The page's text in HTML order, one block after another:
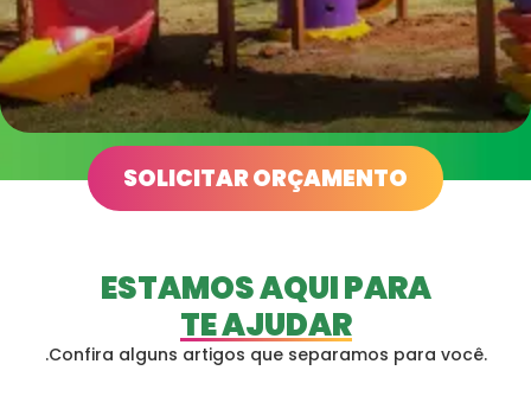
PARQUE 4 TORRES
EM CONDOMÍNIOSOLICITAR ORÇAMENTO
ESTAMOS AQUI PARA
TE AJUDAR
.Confira alguns artigos que separamos para você.